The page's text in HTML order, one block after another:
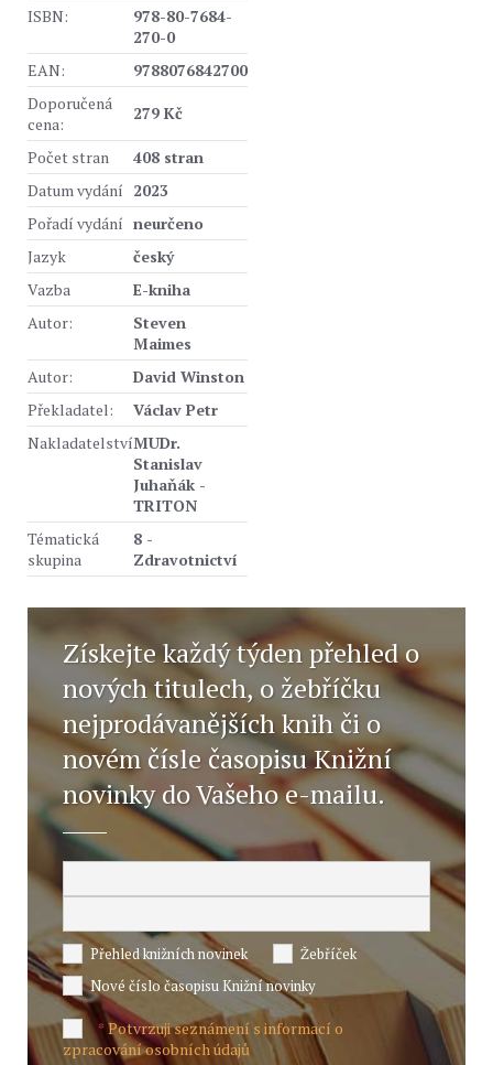
ISBN:
978-80-7684-
270-0
EAN:
9788076842700
Doporučená
cena:
279 Kč
Počet stran
408 stran
Datum vydání 2023
Pořadí vydání neurčeno
Jazyk
český
Vazba
E-kniha
Autor:
Steven
Maimes
Autor:
David Winston
Překladatel:
Václav Petr
NakladatelstvíMUDr.
Stanislav
Juhaňák -
TRITON
Tématická
skupina
8 -
Zdravotnictví
Získejte každý týden přehled o
nových titulech, o žebříčku
nejprodávanějších knih či o
novém čísle časopisu Knižní
novinky do Vašeho e-mailu.
Přehled knižních novinek
Žebříček
Nové číslo časopisu Knižní novinky
*Potvrzuji seznámení s informací o
zpracování osobních údajů